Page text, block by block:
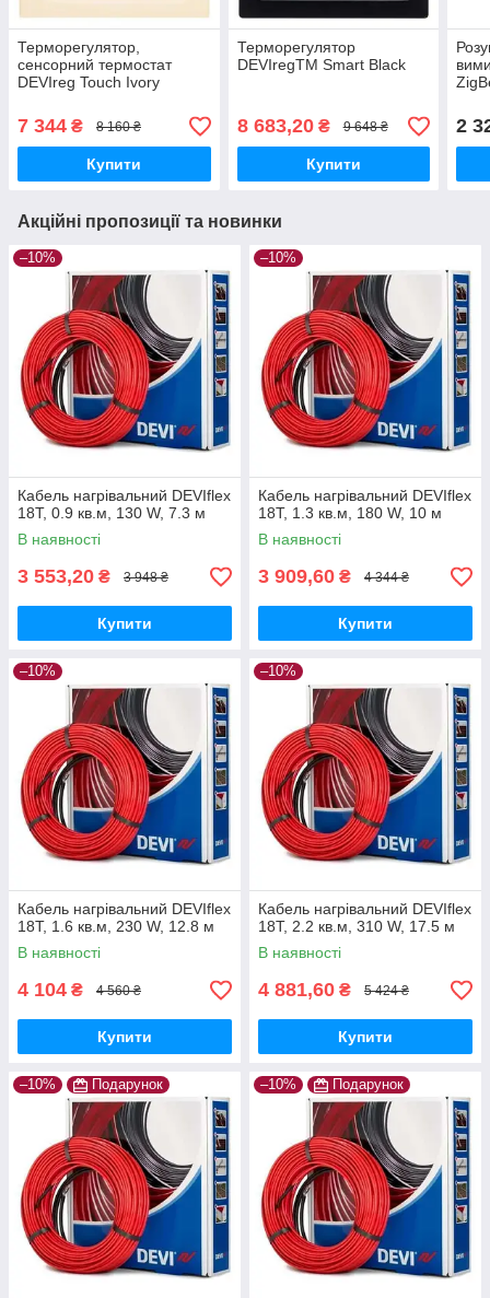
Терморегулятор,
сенсорний термостат
DEVIreg Touch Ivory
7 344 ₴ 8 160 ₴
Купити
Терморегулятор
DEVIregTM Smart Black
8 683,20₴ 9 648 ₴
Купити
2
Акційні пропозиції та новинки
–10%
Кабель нагрівальний DEVIflex
18Т, 0.9 кв.м, 130 W, 7.3 м
В наявності
3 553,20 ₴ 3 948 ₴
Купити
–10%
Кабель нагрівальний DEVIflex
18Т, 1.3 кв.м, 180 W, 10 м
В наявності
3 909,60 ₴ 4 344 ₴
Купити
–10%
Кабель нагрівальний DEVIflex
18Т, 1.6 кв.м, 230 W, 12.8 м
В наявності
4 104 ₴ 4 560 ₴
Купити
–10%
Кабель нагрівальний DEVIflex
18Т, 2.2 кв.м, 310 W, 17.5 м
В наявності
4 881,60 ₴ 5 424 ₴
Купити
–10% Подарунок –10% Подарунок